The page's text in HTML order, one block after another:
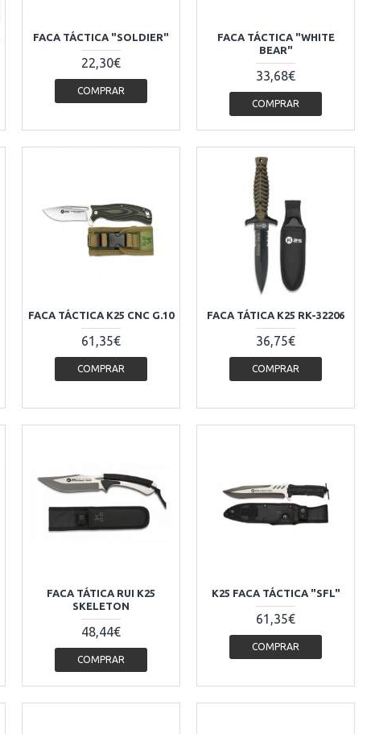
FACA TÁCTICA "SOLDIER"
22,30€
COMPRAR
FACA TÁCTICA "WHITE
BEAR"
33,68€
COMPRAR
FACA TÁCTICA K25 CNC G.10
61,35€
COMPRAR
FACA TÁTICA K25 RK-32206
36,75€
COMPRAR
FACA TÁTICA RUI K25
SKELETON
48,44€
COMPRAR
K25 FACA TÁCTICA "SFL"
61,35€
COMPRAR